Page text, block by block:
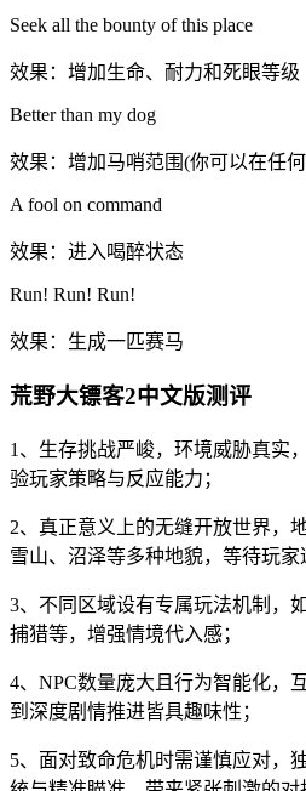
Seek all the bounty of this place
效果：增加生命、耐力和死眼等级
Better than my dog
效果：增加马哨范围(你可以在任
A fool on command
效果：进入喝醉状态
Run! Run! Run!
效果：生成一匹赛马
荒野大镖客2中文版测评
1、生存挑战严峻，环境威胁真实
验玩家策略与反应能力；
2、真正意义上的无缝开放世界，
雪山、沼泽等多种地貌，等待玩家
3、不同区域设有专属玩法机制，
捕猎等，增强情境代入感；
4、NPC数量庞大且行为智能化，
到深度剧情推进皆具趣味性；
5、面对致命危机时需谨慎应对，